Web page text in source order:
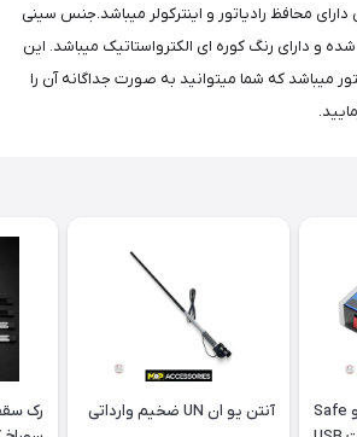
محافظ رادیاتور و اینترکولر میباشد.جنس سینی
و دارای رنگ کوره ای الکترواستاتیک میباشد. این
میباشد که شما میتوانید به صورت جداگانه آن را
اینورتر فندکی برق خودرو Safe
آنتن یو ان UN ضخیم وارداتی رک